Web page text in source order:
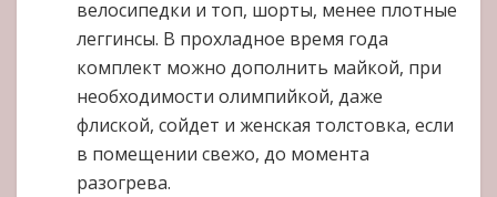
велосипедки и топ, шорты, менее плотные
леггинсы. В прохладное время года
комплект можно дополнить майкой, при
необходимости олимпийкой, даже
флиской, сойдет и женская толстовка, если
в помещении свежо, до момента
разогрева.